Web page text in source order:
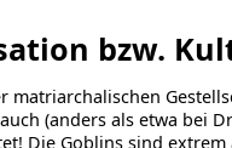
bzw.
matriarchalischen
(anders als etwa bei
Die Goblins sind